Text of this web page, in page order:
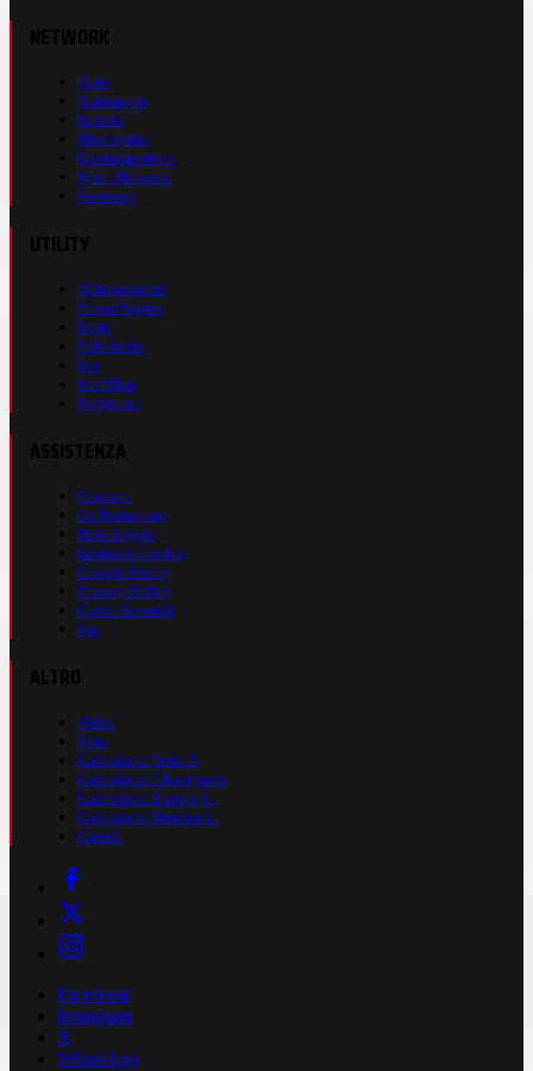
Auto
Autosprint
Inmoto
Motosprint
Guerinsportivo
Sport Network
Fantacup
Abbonamenti
Prima Pagina
Store
Pubblicità
Rss
Site Map
Registrati
Contatti
La Redazione
Nota Legale
Gestione Cookie
Cookie Policy
Privacy Policy
Cond. Generali
Faq
Video
Foto
Calendario Serie A
Calendario Champions
Calendario Europa L.
Calendario Premier L.
Casinò
Facebook
Instagram
X
WhatsApp